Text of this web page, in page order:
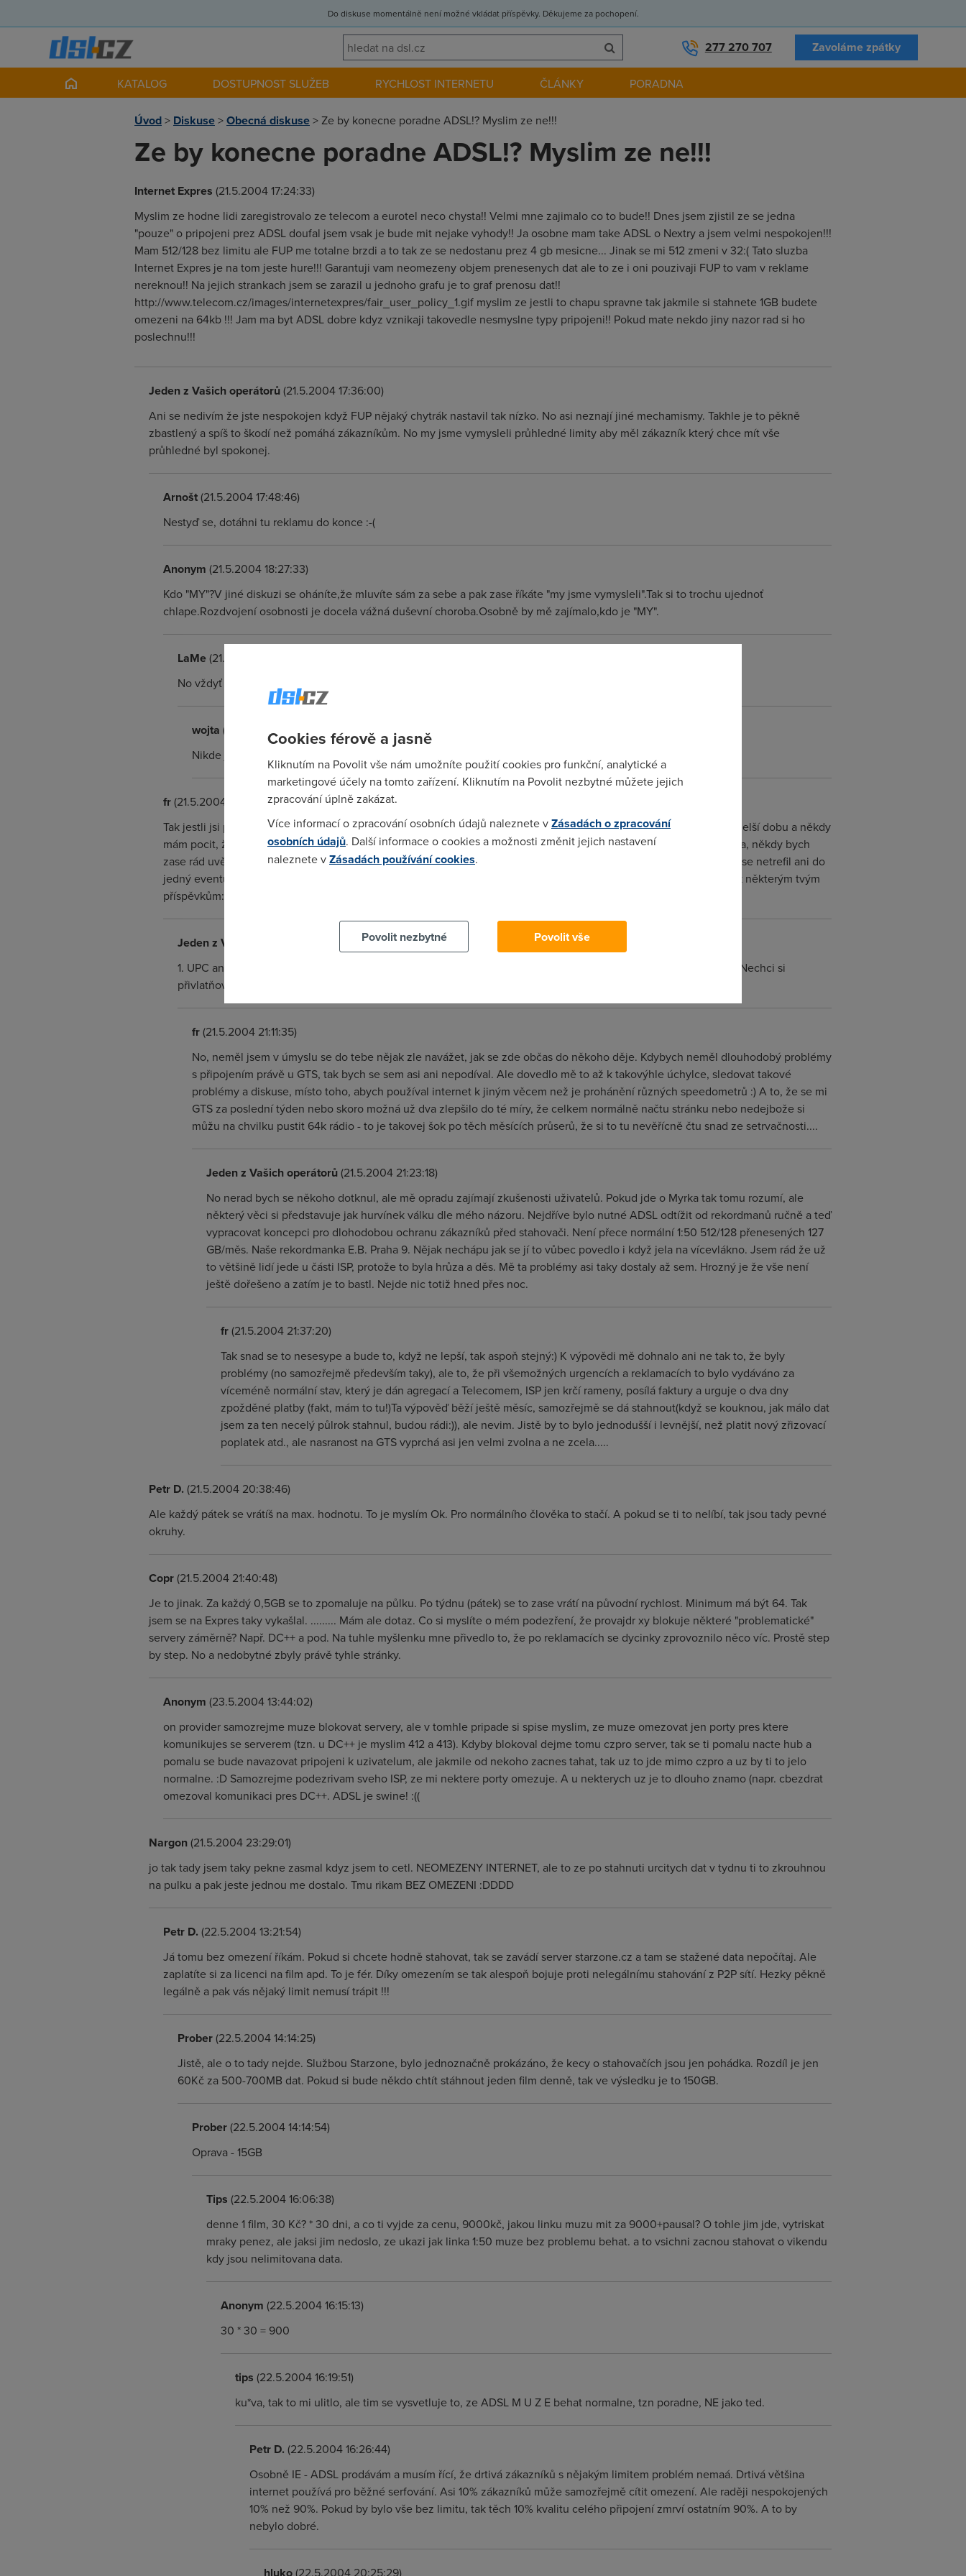
Do diskuse momentálně není možné vkládat příspěvky. Děkujeme za pochopení.
277 270 707 Zavoláme zpátky
KATALOG DOSTUPNOST SLUŽEB RYCHLOST INTERNETU ČLÁNKY PORADNA
Úvod> Diskuse>Obecná diskuse>Ze by konecne poradne ADSL!? Myslim ze ne!!!
Ze by konecne poradne ADSL!? Myslim ze ne!!!
Internet Expres (21.5.2004 17:24:33)
Myslim ze hodne lidi zaregistrovalo ze telecom a eurotel neco chysta!! Velmi mne zajimalo co to bude!! Dnes jsem zjistil ze se jedna
"pouze" o pripojeni prez ADSL doufal jsem vsak je bude mit nejake vyhody!! Ja osobne mam take ADSL o Nextry a jsem velmi nespokojen!!!
Mam 512/128 bez limitu ale FUP me totalne brzdi a to tak ze se nedostanu prez 4 gb mesicne... Jinak se mi 512 zmeni v 32:( Tato sluzba
Internet Expres je na tom jeste hure!!! Garantuji vam neomezeny objem prenesenych dat ale to ze i oni pouzivaji FUP to vam v reklame
nereknou!! Na jejich strankach jsem se zarazil u jednoho grafu je to graf prenosu dat!!
http://www.telecom.cz/images/internetexpres/fair_user_policy_1.gif myslim ze jestli to chapu spravne tak jakmile si stahnete 1GB budete
omezeni na 64kb !!! Jam ma byt ADSL dobre kdyz vznikaji takovedle nesmyslne typy pripojeni!! Pokud mate nekdo jiny nazor rad si ho
poslechnu!!!
Jeden z Vašich operátorů(21.5.2004 17:36:00)
Ani se nedivím že jste nespokojen když FUP nějaký chytrák nastavil tak nízko. No asi neznají jiné mechamismy. Takhle je to pěkně
zbastlený a spíš to škodí než pomáhá zákazníkům. No my jsme vymysleli průhledné limity aby měl zákazník který chce mít vše
průhledné byl spokonej.
Arnošt(21.5.2004 17:48:46)
Nestyď se, dotáhni tu reklamu do konce :-(
Anonym (21.5.2004 18:27:33)
Kdo "MY"?V jiné diskuzi se oháníte,že mluvíte sám za sebe a pak zase říkáte "my jsme vymysleli".Tak si to trochu ujednoť
chlape.Rozdvojení osobnosti je docela vážná duševní choroba.Osobně by mě zajímalo,kdo je "MY".
LaMe(21.5.2004 18:56:33)
No vždyť je to vidět v e-mailu: mistral.cz = UPC ne?
wojta (21.5.2004 23:27:54)
Nikde jsem nenarazil na to, ze by UPC provozovala ADSL ?!?
fr(21.5.2004 20:22:24)
Tak jestli jsi pochytal od Myrka už nějaký rozumy, tak se s náma poděl:) Ale nezlob se, sleduju tady tvoje výlevy už delší dobu a někdy
mám pocit, že to fakt ani nemůže psát jeden člověk (jak naráží tady Anonym) Někdy mi připadá, že jsi fakt jen exhiba, někdy bych
zase rád uvěřil, že pracuješ právě pro GTS a aspoň někdo se tam sice blbě, ale snaží.......... Tak se neuraž, jestli jsem se netrefil ani do
jedný eventuality, ale fakt nevím - kromě značně nekontinuální exhibice si neumím zatím představit jinou motivaci k některým tvým
příspěvkům:)
Jeden z Vašich operátorů
(21.5.2004 20:56:43)
1. UPC ano GTS i když je velký bratr. 2. Exibice ani reklama to není. Mě zajímají názory a požadavky zákazníků 3. Nechci si
přivlatňovat cizí nápady atd. takže v tom případě píšu my.
fr(21.5.2004 21:11:35)
No, neměl jsem v úmyslu se do tebe nějak zle navážet, jak se zde občas do někoho děje. Kdybych neměl dlouhodobý problémy
s připojením právě u GTS, tak bych se sem asi ani nepodíval. Ale dovedlo mě to až k takovýhle úchylce, sledovat takové
problémy a diskuse, místo toho, abych používal internet k jiným věcem než je prohánění různých speedometrů :) A to, že se mi
GTS za poslední týden nebo skoro možná už dva zlepšilo do té míry, že celkem normálně načtu stránku nebo nedejbože si
můžu na chvilku pustit 64k rádio - to je takovej šok po těch měsících průserů, že si to tu nevěřícně čtu snad ze setrvačnosti....
Jeden z Vašich operátorů(21.5.2004 21:23:18)
No nerad bych se někoho dotknul, ale mě opradu zajímají zkušenosti uživatelů. Pokud jde o Myrka tak tomu rozumí, ale
některý věci si představuje jak hurvínek válku dle mého názoru. Nejdříve bylo nutné ADSL odtížit od rekordmanů ručně a teď
vypracovat koncepci pro dlohodobou ochranu zákazníků před stahovači. Není přece normální 1:50 512/128 přenesených 127
GB/měs. Naše rekordmanka E.B. Praha 9. Nějak nechápu jak se jí to vůbec povedlo i když jela na vícevlákno. Jsem rád že už
to většině lidí jede u části ISP, protože to byla hrůza a děs. Mě ta problémy asi taky dostaly až sem. Hrozný je že vše není
ještě dořešeno a zatím je to bastl. Nejde nic totiž hned přes noc.
fr(21.5.2004 21:37:20)
Tak snad se to nesesype a bude to, když ne lepší, tak aspoň stejný:) K výpovědi mě dohnalo ani ne tak to, že byly
problémy (no samozřejmě především taky), ale to, že při všemožných urgencích a reklamacích to bylo vydáváno za
víceméně normální stav, který je dán agregací a Telecomem, ISP jen krčí rameny, posílá faktury a urguje o dva dny
zpožděné platby (fakt, mám to tu!)Ta výpověď běží ještě měsíc, samozřejmě se dá stahnout(když se kouknou, jak málo dat
jsem za ten necelý půlrok stahnul, budou rádi:)), ale nevim. Jistě by to bylo jednodušší i levnější, než platit nový zřizovací
poplatek atd., ale nasranost na GTS vyprchá asi jen velmi zvolna a ne zcela.....
Petr D. (21.5.2004 20:38:46)
Ale každý pátek se vrátíš na max. hodnotu. To je myslím Ok. Pro normálního člověka to stačí. A pokud se ti to nelíbí, tak jsou tady pevné
okruhy.
Copr(21.5.2004 21:40:48)
Je to jinak. Za každý 0,5GB se to zpomaluje na půlku. Po týdnu (pátek) se to zase vrátí na původní rychlost. Minimum má být 64. Tak
jsem se na Expres taky vykašlal. ......... Mám ale dotaz. Co si myslíte o mém podezření, že provajdr xy blokuje některé "problematické"
servery záměrně? Např. DC++ a pod. Na tuhle myšlenku mne přivedlo to, že po reklamacích se dycinky zprovoznilo něco víc. Prostě step
by step. No a nedobytné zbyly právě tyhle stránky.
Anonym (23.5.2004 13:44:02)
on provider samozrejme muze blokovat servery, ale v tomhle pripade si spise myslim, ze muze omezovat jen porty pres ktere
komunikujes se serverem (tzn. u DC++ je myslim 412 a 413). Kdyby blokoval dejme tomu czpro server, tak se ti pomalu nacte hub a
pomalu se bude navazovat pripojeni k uzivatelum, ale jakmile od nekoho zacnes tahat, tak uz to jde mimo czpro a uz by ti to jelo
normalne. :D Samozrejme podezrivam sveho ISP, ze mi nektere porty omezuje. A u nekterych uz je to dlouho znamo (napr. cbezdrat
omezoval komunikaci pres DC++. ADSL je swine! :((
Nargon(21.5.2004 23:29:01)
jo tak tady jsem taky pekne zasmal kdyz jsem to cetl. NEOMEZENY INTERNET, ale to ze po stahnuti urcitych dat v tydnu ti to zkrouhnou
na pulku a pak jeste jednou me dostalo. Tmu rikam BEZ OMEZENI :DDDD
Petr D. (22.5.2004 13:21:54)
Já tomu bez omezení říkám. Pokud si chcete hodně stahovat, tak se zavádí server starzone.cz a tam se stažené data nepočítaj. Ale
zaplatíte si za licenci na film apd. To je fér. Díky omezením se tak alespoň bojuje proti nelegálnímu stahování z P2P sítí. Hezky pěkně
legálně a pak vás nějaký limit nemusí trápit !!!
Prober(22.5.2004 14:14:25)
Jistě, ale o to tady nejde. Službou Starzone, bylo jednoznačně prokázáno, že kecy o stahovačích jsou jen pohádka. Rozdíl je jen
60Kč za 500-700MB dat. Pokud si bude někdo chtít stáhnout jeden film denně, tak ve výsledku je to 150GB.
Prober(22.5.2004 14:14:54)
Oprava - 15GB
Tips (22.5.2004 16:06:38)
denne 1 film, 30 Kč? * 30 dni, a co ti vyjde za cenu, 9000kč, jakou linku muzu mit za 9000+pausal? O tohle jim jde, vytriskat
mraky penez, ale jaksi jim nedoslo, ze ukazi jak linka 1:50 muze bez problemu behat. a to vsichni zacnou stahovat o vikendu
kdy jsou nelimitovana data.
Anonym (22.5.2004 16:15:13)
30 * 30 = 900
tips (22.5.2004 16:19:51)
ku*va, tak to mi ulitlo, ale tim se vysvetluje to, ze ADSL M U Z E behat normalne, tzn poradne, NE jako ted.
Petr D. (22.5.2004 16:26:44)
Osobně IE - ADSL prodávám a musím řící, že drtivá zákazníků s nějakým limitem problém nemaá. Drtivá většina
internet používá pro běžné serfování. Asi 10% zákazníků může samozřejmě cítit omezení. Ale raději nespokojených
10% než 90%. Pokud by bylo vše bez limitu, tak těch 10% kvalitu celého připojení zmrví ostatním 90%. A to by
nebylo dobré.
(22.5.2004 20:25:29)
Cookies férově a jasně
Kliknutím na Povolit vše nám umožníte použití cookies pro funkční, analytické a
marketingové účely na tomto zařízení. Kliknutím na Povolit nezbytné můžete jejich
zpracování úplně zakázat.
Více informací o zpracování osobních údajů naleznete vZásadách o zpracování
osobních údajů. Další informace o cookies a možnosti změnit jejich nastavení
naleznete vZásadách používání cookies.
Povolit nezbytné
Povolit vše